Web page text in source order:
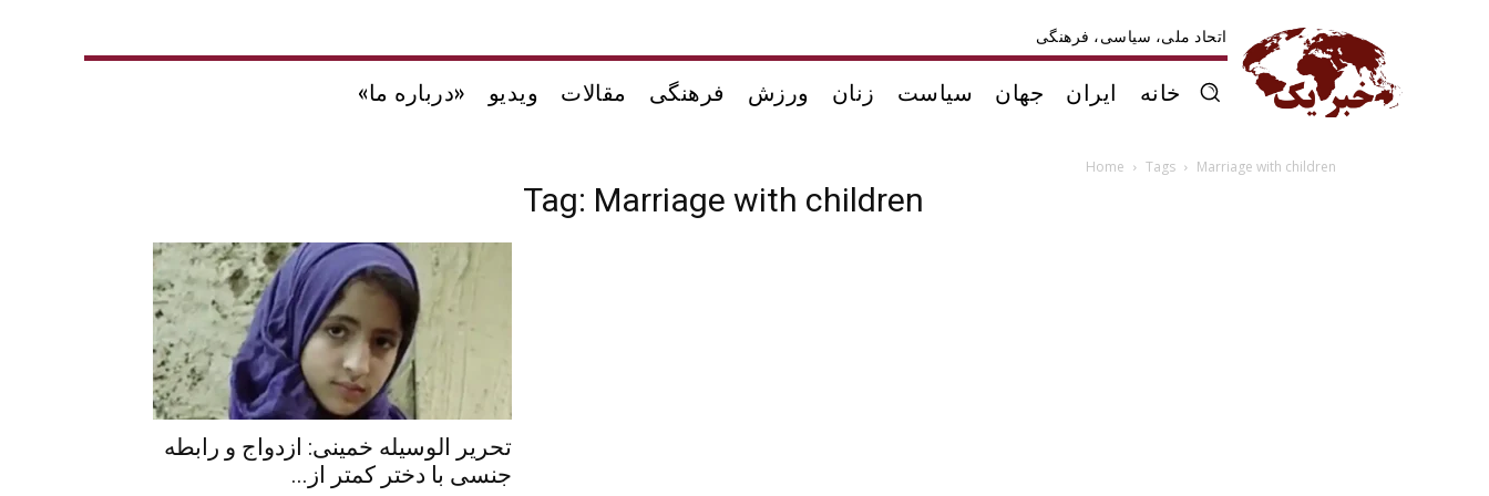
اتحاد ملی، سیاسی، فرهنگی
خانه ایران جهان سیاست زنان ورزش فرهنگی مقالات ویدیو «درباره ما»
Home Tags Marriage with children
Tag: Marriage with children
تحریر الوسیله خمینی: ازدواج و رابطه
جنسی با دختر کمتر از...